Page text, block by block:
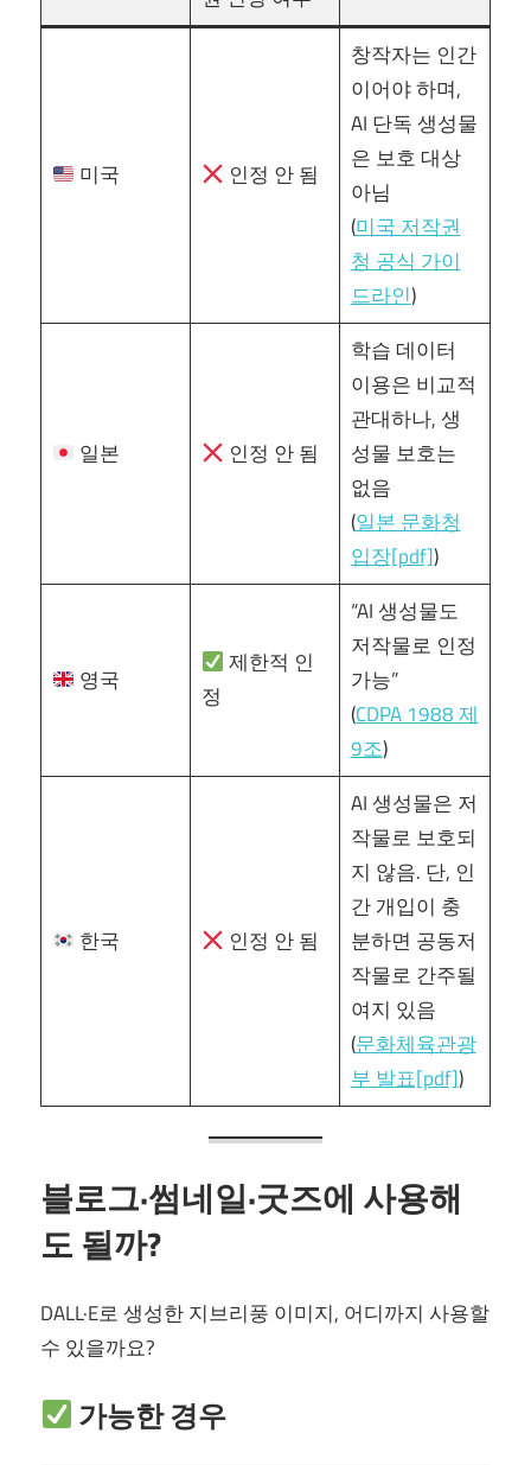
미국 인정 안 됨
창작자는 인간
이어야 하며,
AI 단독 생성물
은 보호 대상
아님
(미국 저작권
청 공식 가이
드라인)
일본 인정 안 됨
학습 데이터
이용은 비교적
관대하나, 생
성물 보호는
없음
(일본 문화청
입장[pdf])
영국
제한적 인
정
“AI 생성물도
저작물로 인정
가능”
(CDPA 1988 제
9조)
한국 인정 안 됨
AI 생성물은 저
작물로 보호되
지 않음. 단, 인
간 개입이 충
분하면 공동저
작물로 간주될
여지 있음
(문화체육관광
부 발표[pdf])
블로그·썸네일·굿즈에 사용해
도 될까?
DALL·E로 생성한 지브리풍 이미지, 어디까지 사용할
수 있을까요?
가능한 경우